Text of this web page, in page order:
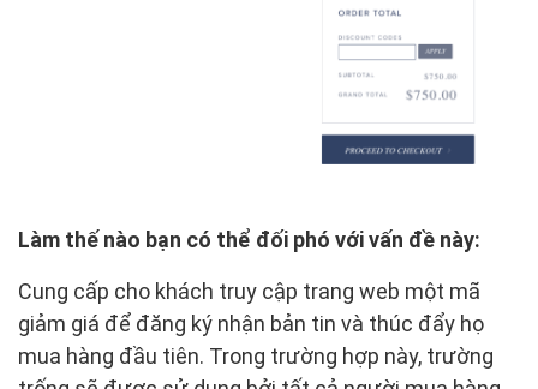
Làm thế nào bạn có thể đối phó với vấn đề này:
Cung cấp cho khách truy cập trang web một mã
giảm giá để đăng ký nhận bản tin và thúc đẩy họ
mua hàng đầu tiên. Trong trường hợp này, trường